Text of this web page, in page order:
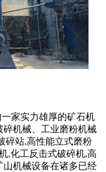
家实力雄厚的矿石机
机械、工业磨粉机械
碎站,高性能立式磨粉
,化工反击式破碎机,高
机械设备在诸多已经